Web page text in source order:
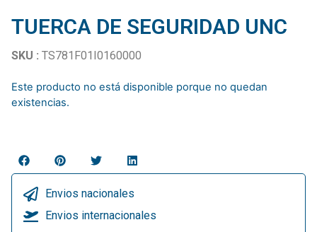
TUERCA DE SEGURIDAD UNC
SKU : TS781F01I0160000
Este producto no está disponible porque no quedan
existencias.
Envios nacionales
Envios internacionales